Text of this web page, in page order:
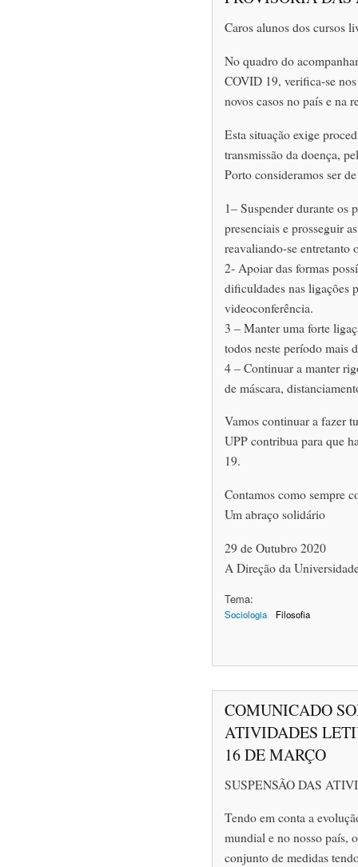
Caros alunos dos cursos
No quadro do
COVID 19, verifica-se
novos casos no país e na
Esta situação exige
transmissão da doença,
Porto consideramos ser
1– Suspender durante os
presenciais e prosseguir
reavaliando-se entretanto
2- Apoiar das formas
dificuldades nas ligações
videoconferência.
3 – Manter uma forte
todos neste período mais
4 – Continuar a manter
de máscara,
Vamos continuar a fazer
UPP contribua para que
19.
Contamos como sempre
Um abraço solidário
29 de Outubro 2020
A Direção da
Tema:
Sociologia Filosofia
COMUNICADO
ATIVIDADES
16 DE MARÇO
SUSPENSÃO DAS
Tendo em conta a
mundial e no nosso país,
conjunto de medidas